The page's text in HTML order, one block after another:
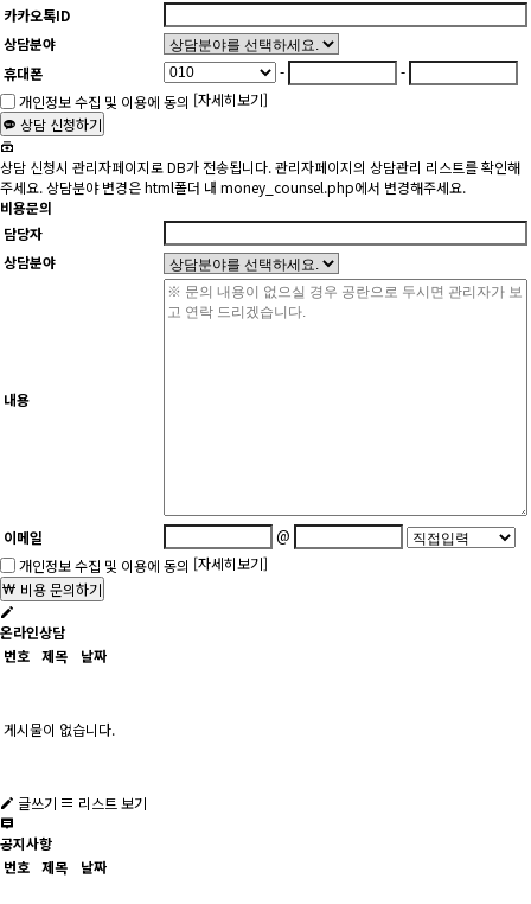
카카오톡ID
상담분야
휴대폰
-
-
개인정보 수집 및 이용에 동의 [자세히보기]
상담 신청하기
상담 신청시 관리자페이지로 DB가 전송됩니다. 관리자페이지의 상담관리 리스트를 확인해
주세요. 상담분야 변경은 html폴더 내 money_counsel.php에서 변경해주세요.
비용문의
담당자
상담분야
내용
이메일
@
개인정보 수집 및 이용에 동의 [자세히보기]
비용 문의하기
온라인상담
번호 제목 날짜
게시물이 없습니다.
글쓰기
리스트 보기
공지사항
번호 제목 날짜